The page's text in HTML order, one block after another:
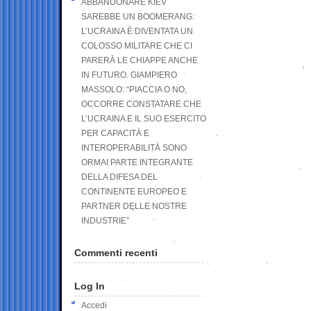
ABBANDONARE KIEV
SAREBBE UN BOOMERANG:
L’UCRAINA È DIVENTATA UN
COLOSSO MILITARE CHE CI
PARERÀ LE CHIAPPE ANCHE
IN FUTURO. GIAMPIERO
MASSOLO: “PIACCIA O NO,
OCCORRE CONSTATARE CHE
L’UCRAINA E IL SUO ESERCITO
PER CAPACITÀ E
INTEROPERABILITÀ SONO
ORMAI PARTE INTEGRANTE
DELLA DIFESA DEL
CONTINENTE EUROPEO E
PARTNER DELLE NOSTRE
INDUSTRIE”
Commenti recenti
Log In
Accedi